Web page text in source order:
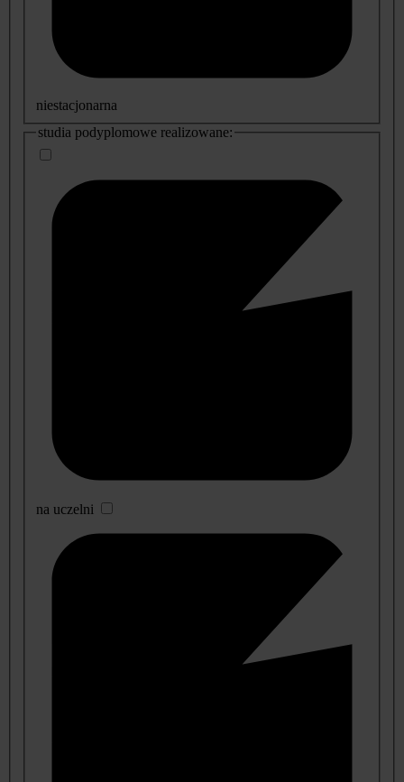
niestacjonarna
studia podyplomowe realizowane:
na uczelni